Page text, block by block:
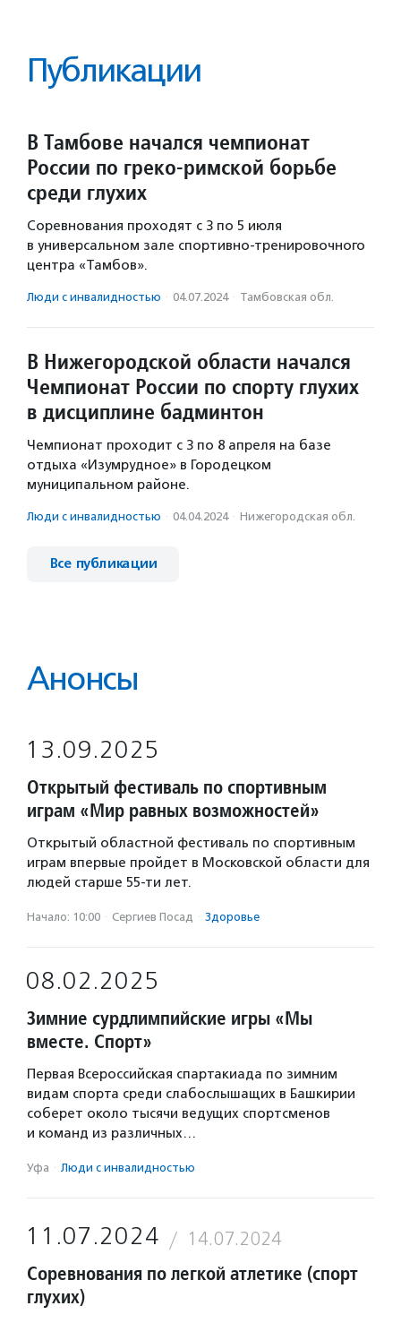
Публикации
В Тамбове начался чемпионат
России по греко-римской борьбе
среди глухих
Соревнования проходят с 3 по 5 июля
в универсальном зале спортивно-тренировочного
центра «Тамбов».
Люди с инвалидностью · 04.07.2024 · Тамбовская обл.
В Нижегородской области начался
Чемпионат России по спорту глухих
в дисциплине бадминтон
Чемпионат проходит с 3 по 8 апреля на базе
отдыха «Изумрудное» в Городецком
муниципальном районе.
Люди с инвалидностью · 04.04.2024 · Нижегородская обл.
Все публикации
Анонсы
13.09.2025
Открытый фестиваль по спортивным
играм «Мир равных возможностей»
Открытый областной фестиваль по спортивным
играм впервые пройдет в Московской области для
людей старше 55-ти лет.
Начало: 10:00 · Сергиев Посад · Здоровье
08.02.2025
Зимние сурдлимпийские игры «Мы
вместе. Спорт»
Первая Всероссийская спартакиада по зимним
видам спорта среди слабослышащих в Башкирии
соберет около тысячи ведущих спортсменов
и команд из различных…
Уфа · Люди с инвалидностью
11.07.2024 14.07.2024
Соревнования по легкой атлетике (спорт
глухих)